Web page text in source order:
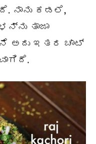
ನಾನು ಕಡಲೆ,
ತಾಜಾ
ಅದು ಇತರ ಚಾಟ್